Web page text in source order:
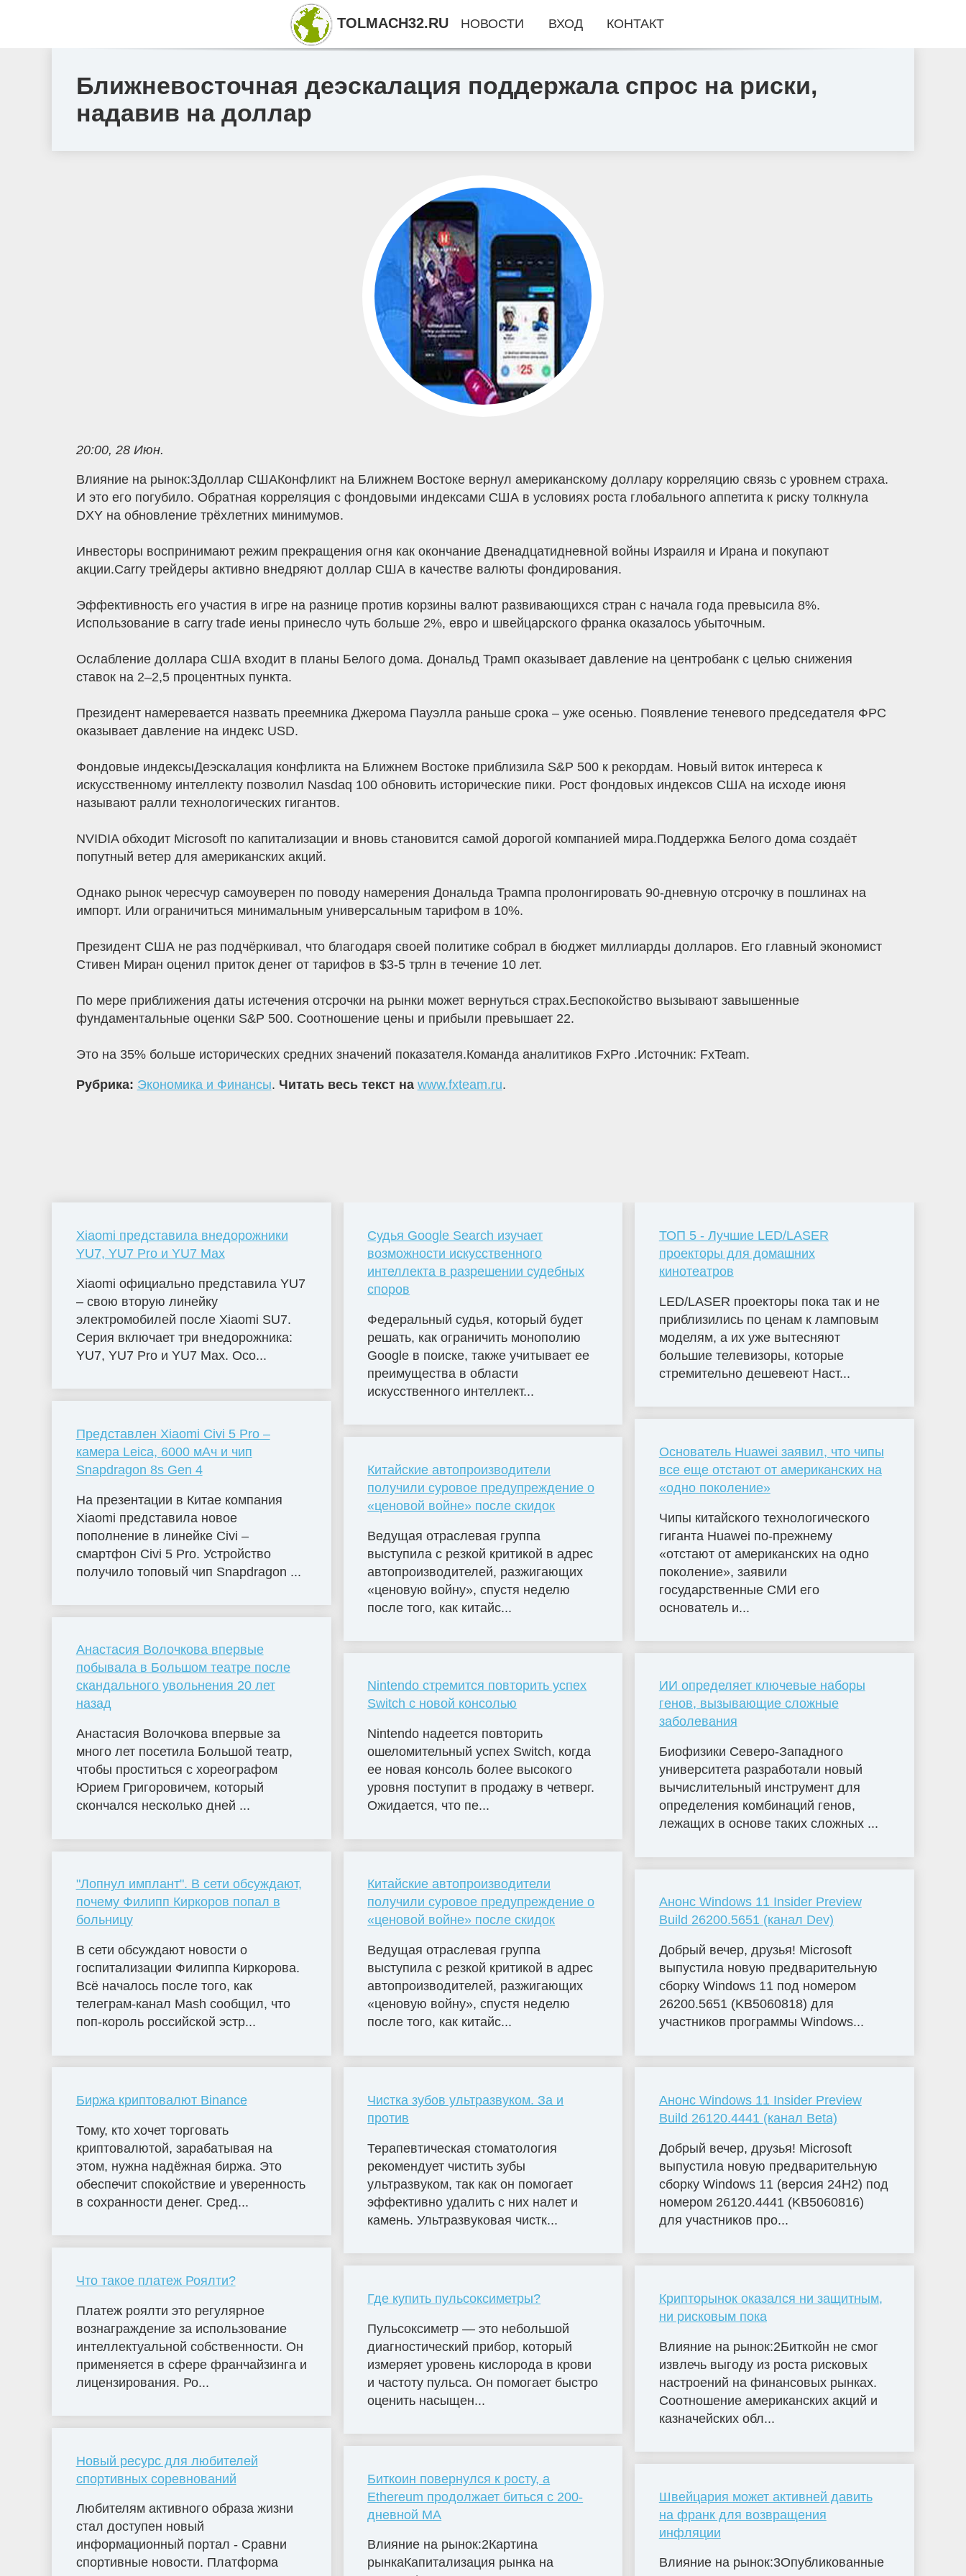
Ближневосточная деэскалация поддержала спрос на риски,
надавив на доллар
20:00, 28 Июн.
Влияние на рынок:3Доллар СШАКонфликт на Ближнем Востоке вернул американскому доллару корреляцию связь с уровнем страха.
И это его погубило. Обратная корреляция с фондовыми индексами США в условиях роста глобального аппетита к риску толкнула
DXY на обновление трёхлетних минимумов.
Инвесторы воспринимают режим прекращения огня как окончание Двенадцатидневной войны Израиля и Ирана и покупают
акции.Carry трейдеры активно внедряют доллар США в качестве валюты фондирования.
Эффективность его участия в игре на разнице против корзины валют развивающихся стран с начала года превысила 8%.
Использование в carry trade иены принесло чуть больше 2%, евро и швейцарского франка оказалось убыточным.
Ослабление доллара США входит в планы Белого дома. Дональд Трамп оказывает давление на центробанк с целью снижения
ставок на 2–2,5 процентных пункта.
Президент намеревается назвать преемника Джерома Пауэлла раньше срока – уже осенью. Появление теневого председателя ФРС
оказывает давление на индекс USD.
Фондовые индексыДеэскалация конфликта на Ближнем Востоке приблизила S&P 500 к рекордам. Новый виток интереса к
искусственному интеллекту позволил Nasdaq 100 обновить исторические пики. Рост фондовых индексов США на исходе июня
называют ралли технологических гигантов.
NVIDIA обходит Microsoft по капитализации и вновь становится самой дорогой компанией мира.Поддержка Белого дома создаёт
попутный ветер для американских акций.
Однако рынок чересчур самоуверен по поводу намерения Дональда Трампа пролонгировать 90-дневную отсрочку в пошлинах на
импорт. Или ограничиться минимальным универсальным тарифом в 10%.
Президент США не раз подчёркивал, что благодаря своей политике собрал в бюджет миллиарды долларов. Его главный экономист
Стивен Миран оценил приток денег от тарифов в $3-5 трлн в течение 10 лет.
По мере приближения даты истечения отсрочки на рынки может вернуться страх.Беспокойство вызывают завышенные
фундаментальные оценки S&P 500. Соотношение цены и прибыли превышает 22.
Это на 35% больше исторических средних значений показателя.Команда аналитиков FxPro .Источник: FxTeam.
Рубрика: Экономика и Финансы. Читать весь текст на www.fxteam.ru.
Xiaomi представила внедорожники
YU7, YU7 Pro и YU7 Max
Xiaomi официально представила YU7
– свою вторую линейку
электромобилей после Xiaomi SU7.
Серия включает три внедорожника:
YU7, YU7 Pro и YU7 Max. Осо...
Представлен Xiaomi Civi 5 Pro –
камера Leica, 6000 мАч и чип
Snapdragon 8s Gen 4
На презентации в Китае компания
Xiaomi представила новое
пополнение в линейке Civi –
смартфон Civi 5 Pro. Устройство
получило топовый чип Snapdragon ...
Анастасия Волочкова впервые
побывала в Большом театре после
скандального увольнения 20 лет
назад
Анастасия Волочкова впервые за
много лет посетила Большой театр,
чтобы проститься с хореографом
Юрием Григоровичем, который
скончался несколько дней ...
"Лопнул имплант". В сети обсуждают,
почему Филипп Киркоров попал в
больницу
В сети обсуждают новости о
госпитализации Филиппа Киркорова.
Всё началось после того, как
телеграм-канал Mash сообщил, что
поп-король российской эстр...
Биржа криптовалют Binance
Тому, кто хочет торговать
криптовалютой, зарабатывая на
этом, нужна надёжная биржа. Это
обеспечит спокойствие и уверенность
в сохранности денег. Сред...
Что такое платеж Роялти?
Платеж роялти это регулярное
вознаграждение за использование
интеллектуальной собственности. Он
применяется в сфере франчайзинга и
лицензирования. Ро...
Новый ресурс для любителей
спортивных соревнований
Любителям активного образа жизни
стал доступен новый
информационный портал - Сравни
спортивные новости. Платформа
Судья Google Search изучает
возможности искусственного
интеллекта в разрешении судебных
споров
Федеральный судья, который будет
решать, как ограничить монополию
Google в поиске, также учитывает ее
преимущества в области
искусственного интеллект...
Китайские автопроизводители
получили суровое предупреждение о
«ценовой войне» после скидок
Ведущая отраслевая группа
выступила с резкой критикой в ​​адрес
автопроизводителей, разжигающих
«ценовую войну», спустя неделю
после того, как китайс...
Nintendo стремится повторить успех
Switch с новой консолью
Nintendo надеется повторить
ошеломительный успех Switch, когда
ее новая консоль более высокого
уровня поступит в продажу в четверг.
Ожидается, что пе...
Китайские автопроизводители
получили суровое предупреждение о
«ценовой войне» после скидок
Ведущая отраслевая группа
выступила с резкой критикой в ​​адрес
автопроизводителей, разжигающих
«ценовую войну», спустя неделю
после того, как китайс...
Чистка зубов ультразвуком. За и
против
Терапевтическая стоматология
рекомендует чистить зубы
ультразвуком, так как он помогает
эффективно удалить с них налет и
камень. Ультразвуковая чистк...
Где купить пульсоксиметры?
Пульсоксиметр — это небольшой
диагностический прибор, который
измеряет уровень кислорода в крови
и частоту пульса. Он помогает быстро
оценить насыщен...
Биткоин повернулся к росту, а
Ethereum продолжает биться с 200-
дневной MA
Влияние на рынок:2Картина
рынкаКапитализация рынка на
ТОП 5 - Лучшие LED/LASER
проекторы для домашних
кинотеатров
LED/LASER проекторы пока так и не
приблизились по ценам к ламповым
моделям, а их уже вытесняют
большие телевизоры, которые
стремительно дешевеют Наст...
Основатель Huawei заявил, что чипы
все еще отстают от американских на
«одно поколение»
Чипы китайского технологического
гиганта Huawei по-прежнему
«отстают от американских на одно
поколение», заявили
государственные СМИ его
основатель и...
ИИ определяет ключевые наборы
генов, вызывающие сложные
заболевания
Биофизики Северо-Западного
университета разработали новый
вычислительный инструмент для
определения комбинаций генов,
лежащих в основе таких сложных ...
Анонс Windows 11 Insider Preview
Build 26200.5651 (канал Dev)
Добрый вечер, друзья! Microsoft
выпустила новую предварительную
сборку Windows 11 под номером
26200.5651 (KB5060818) для
участников программы Windows...
Анонс Windows 11 Insider Preview
Build 26120.4441 (канал Beta)
Добрый вечер, друзья! Microsoft
выпустила новую предварительную
сборку Windows 11 (версия 24H2) под
номером 26120.4441 (KB5060816)
для участников про...
Крипторынок оказался ни защитным,
ни рисковым пока
Влияние на рынок:2Биткойн не смог
извлечь выгоду из роста рисковых
настроений на финансовых рынках.
Соотношение американских акций и
казначейских обл...
Швейцария может активней давить
на франк для возвращения
инфляции
Влияние на рынок:3Опубликованные
TOLMACH32.RU НОВОСТИ ВХОД КОНТАКТ